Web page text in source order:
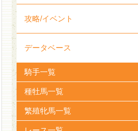
攻略/イベント
データベース
騎手一覧
種牡馬一覧
繁殖牝馬一覧